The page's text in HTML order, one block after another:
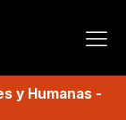
y Humanas-